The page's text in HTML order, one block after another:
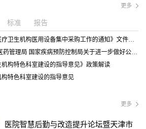
更多
标准 报告
生机构医用设备集中采购工作的通知》文件政策解读
病预防控制局关于进一步做好公立医疗卫生机构医用设备集中采购工作的通知
机构特色科室建设的指导意见》政策解读
特色科室建设的指导意见
更多
医院智慧后勤与改造提升论坛暨天津市